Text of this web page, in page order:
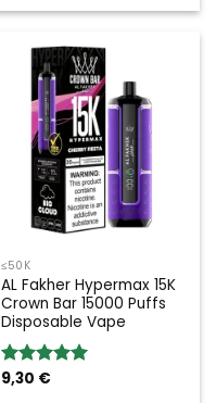
5
≤50K
AL Fakher Hypermax 15K
Crown Bar 15000 Puffs
Disposable Vape
Valoración:
9,30 €